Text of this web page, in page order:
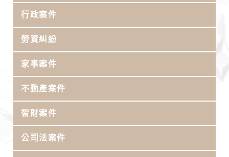
行政案件
勞資糾紛
家事案件
不動產案件
智財案件
公司法案件